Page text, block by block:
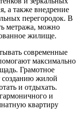
а также внедрение
перегородок. В
метража, можно
жилище.
современные
максимально
Грамотное
созданию жилой
и отдыхать.
и
квартиру